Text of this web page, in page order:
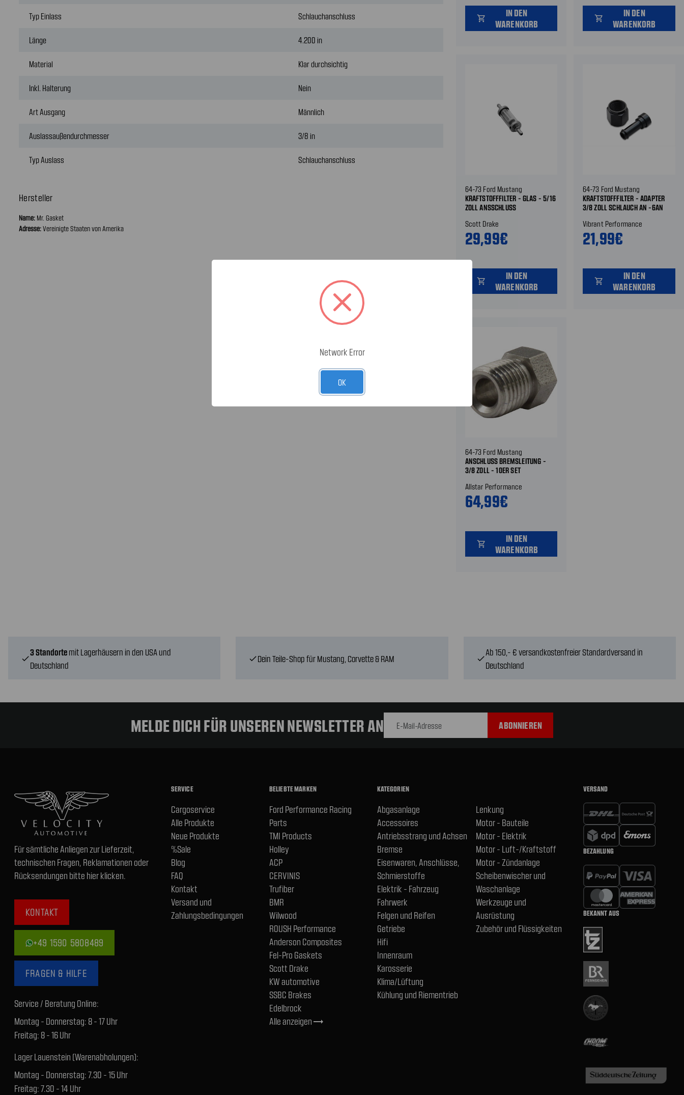
Typ Einlass Schlauchanschluss
Länge 4.200 in
Material Klar durchsichtig
Inkl. Halterung Nein
Art Ausgang Männlich
Auslassaußendurchmesser 3/8 in
Typ Auslass Schlauchanschluss
Hersteller
Name: Mr. Gasket
Adresse:Vereinigte Staaten von Amerika
shopping_cart
IN DEN
WARENKORB
shopping_cart
IN DEN
WARENKORB
64-73 Ford Mustang
KRAFTSTOFFFILTER - GLAS - 5/16
ZOLL ANSSCHLUSS
Scott Drake
29,99€
shopping_cart
IN DEN
WARENKORB
64-73 Ford Mustang
KRAFTSTOFFFILTER - ADAPTER
3/8 ZOLL SCHLAUCH AN -6AN
Vibrant Performance
21,99€
shopping_cart
IN DEN
WARENKORB
64-73 Ford Mustang
ANSCHLUSS BREMSLEITUNG -
3/8 ZOLL - 10ER SET
Allstar Performance
64,99€
shopping_cart
IN DEN
WARENKORB
check
3 Standorte mit Lagerhäusern in den USA und
Deutschland
checkDein Teile-Shop für Mustang, Corvette & RAM check
Ab 150,- € versandkostenfreier Standardversand in
Deutschland
MELDE DICH FÜR UNSEREN NEWSLETTER AN
Für sämtliche Anliegen zur Lieferzeit,
technischen Fragen, Reklamationen oder
Rücksendungen bitte hier klicken.
KONTAKT
+49 1590 5808489
FRAGEN & HILFE
Service / Beratung Online:
Montag - Donnerstag: 8 - 17 Uhr
Freitag: 8 - 16 Uhr
Lager Lauenstein (Warenabholungen):
Montag - Donnerstag: 7.30 - 15 Uhr
Freitag: 7.30 - 14 Uhr
SERVICE
Cargoservice
Alle Produkte
Neue Produkte
%Sale
Blog
FAQ
Kontakt
Versand und
Zahlungsbedingungen
BELIEBTE MARKEN
Ford Performance Racing
Parts
TMI Products
Holley
ACP
CERVINIS
Trufiber
BMR
Wilwood
ROUSH Performance
Anderson Composites
Fel-Pro Gaskets
Scott Drake
KW automotive
SSBC Brakes
Edelbrock
Alle anzeigentrending_flat
KATEGORIEN
Abgasanlage
Accessoires
Antriebsstrang und Achsen
Bremse
Eisenwaren, Anschlüsse,
Schmierstoffe
Elektrik - Fahrzeug
Fahrwerk
Felgen und Reifen
Getriebe
Hifi
Innenraum
Karosserie
Klima/Lüftung
Kühlung und Riementrieb
Lenkung
Motor - Bauteile
Motor - Elektrik
Motor - Luft-/Kraftstoff
Motor - Zündanlage
Scheibenwischer und
Waschanlage
Werkzeuge und
Ausrüstung
Zubehör und Flüssigkeiten
VERSAND
BEZAHLUNG
BEKANNT AUS
Network Error
OK